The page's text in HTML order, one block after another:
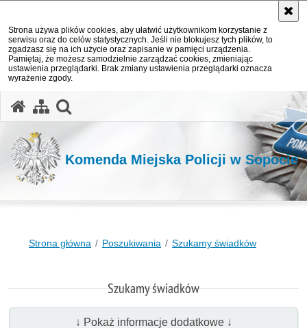
Strona używa plików cookies, aby ułatwić użytkownikom korzystanie z
serwisu oraz do celów statystycznych. Jeśli nie blokujesz tych plików, to
zgadzasz się na ich użycie oraz zapisanie w pamięci urządzenia.
Pamiętaj, że możesz samodzielnie zarządzać cookies, zmieniając
ustawienia przeglądarki. Brak zmiany ustawienia przeglądarki oznacza
wyrażenie zgody.
Komenda Miejska Policji w Sopocie
Strona główna Poszukiwania Szukamy świadków
Szukamy świadków
↓ Pokaż informacje dodatkowe ↓